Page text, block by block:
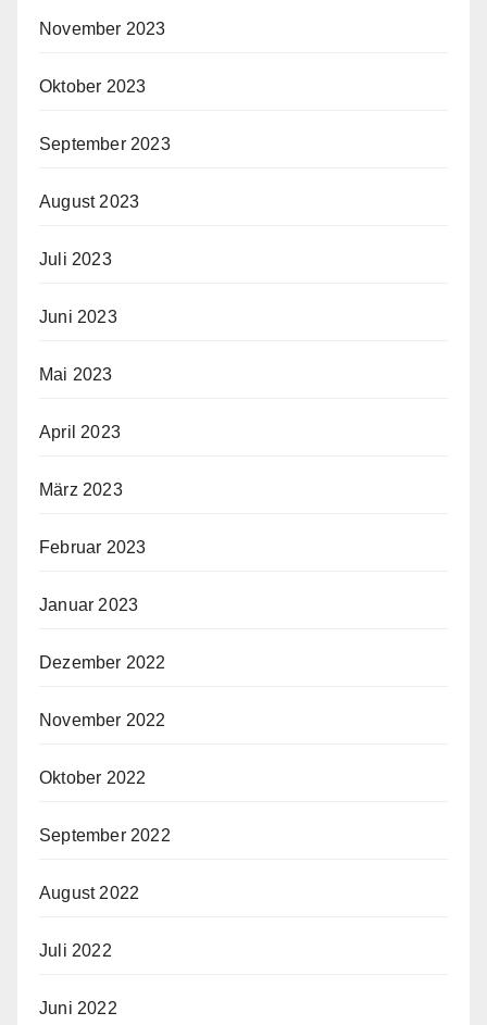
November 2023
Oktober 2023
September 2023
August 2023
Juli 2023
Juni 2023
Mai 2023
April 2023
März 2023
Februar 2023
Januar 2023
Dezember 2022
November 2022
Oktober 2022
September 2022
August 2022
Juli 2022
Juni 2022